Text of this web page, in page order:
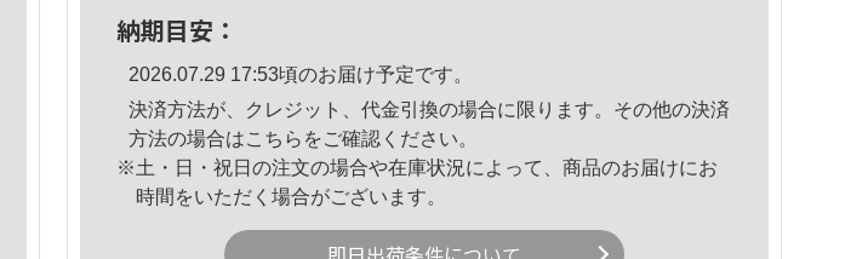
納期目安：
2026.07.29 17:53頃のお届け予定です。
決済方法が、クレジット、代金引換の場合に限ります。その他の決済
方法の場合はこちら をご確認ください。
※土・日・祝日の注文の場合や在庫状況によって、商品のお届けにお
時間をいただく場合がございます。